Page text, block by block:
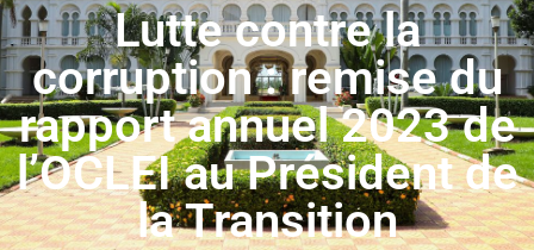
Lutte contre la
corruption : remise du
rapport annuel 2023 de
l’OCLEI au Président de
la Transition